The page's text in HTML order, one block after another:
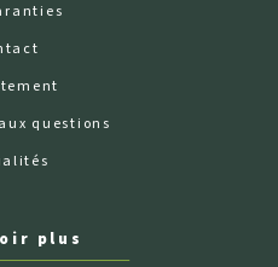
questions
plus